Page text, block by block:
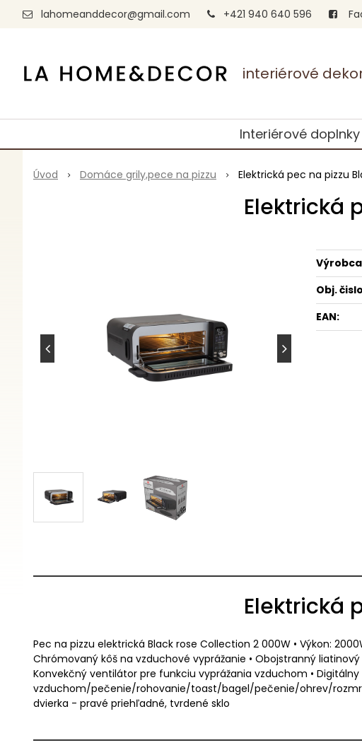
interiérové
lahomeanddecor@gmail.com +421 940 640 596
Interiérové doplnky
Úvod Domáce grily,pece na pizzu Elektrická pec na pizzu
Elektrická
Obj.
EAN:
Elektrická
Pec na pizzu elektrická Black rose Collection 2 000W • Výkon:
Chrómovaný kôš na vzduchové vyprážanie • Obojstranný
Konvekčný ventilátor pre funkciu vyprážania vzduchom • Digitálny
vzduchom/pečenie/rohovanie/toast/bagel/pečenie/ohrev/
dvierka - pravé priehľadné, tvrdené sklo